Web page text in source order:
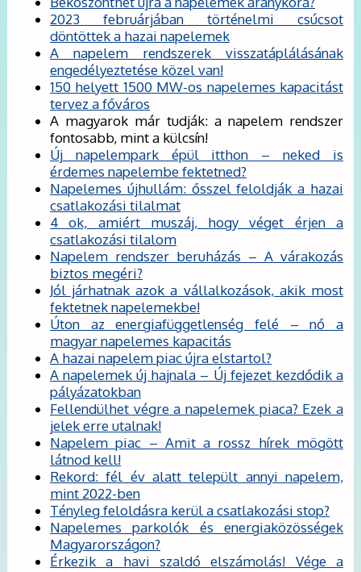
2023 februárjában történelmi csúcsot
döntöttek a hazai napelemek
A napelem rendszerek visszatáplálásának
engedélyeztetése közel van!
150 helyett 1500 MW-os napelemes kapacitást
tervez a főváros
A magyarok már tudják: a napelem rendszer
fontosabb, mint a külcsín!
Új napelempark épül itthon – neked is
érdemes napelembe fektetned?
Napelemes újhullám: ősszel feloldják a hazai
csatlakozási tilalmat
4 ok, amiért muszáj, hogy véget érjen a
csatlakozási tilalom
Napelem rendszer beruházás – A várakozás
biztos megéri?
Jól járhatnak azok a vállalkozások, akik most
fektetnek napelemekbe!
Úton az energiafüggetlenség felé – nő a
magyar napelemes kapacitás
A hazai napelem piac újra elstartol?
A napelemek új hajnala – Új fejezet kezdődik a
pályázatokban
Fellendülhet végre a napelemek piaca? Ezek a
jelek erre utalnak!
Napelem piac – Amit a rossz hírek mögött
látnod kell!
Rekord: fél év alatt települt annyi napelem,
mint 2022-ben
Tényleg feloldásra kerül a csatlakozási stop?
Napelemes parkolók és energiaközösségek
Magyarországon?
Érkezik a havi szaldó elszámolás! Vége a